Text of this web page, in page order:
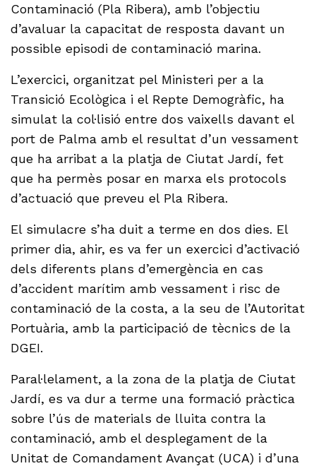
Contaminació (Pla Ribera), amb l’objectiu
d’avaluar la capacitat de resposta davant un
possible episodi de contaminació marina.
L’exercici, organitzat pel Ministeri per a la
Transició Ecològica i el Repte Demogràfic, ha
simulat la col·lisió entre dos vaixells davant el
port de Palma amb el resultat d’un vessament
que ha arribat a la platja de Ciutat Jardí, fet
que ha permès posar en marxa els protocols
d’actuació que preveu el Pla Ribera.
El simulacre s’ha duit a terme en dos dies. El
primer dia, ahir, es va fer un exercici d’activació
dels diferents plans d’emergència en cas
d’accident marítim amb vessament i risc de
contaminació de la costa, a la seu de l’Autoritat
Portuària, amb la participació de tècnics de la
DGEI.
Paral·lelament, a la zona de la platja de Ciutat
Jardí, es va dur a terme una formació pràctica
sobre l’ús de materials de lluita contra la
contaminació, amb el desplegament de la
Unitat de Comandament Avançat (UCA) i d’una